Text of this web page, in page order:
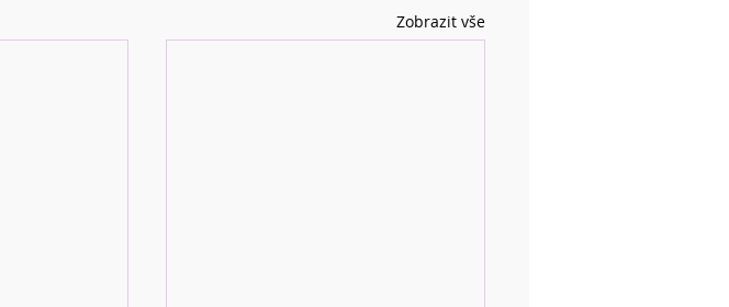
Zobrazit vše